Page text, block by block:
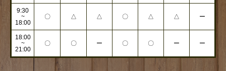
9:30
~
18:00
〇 △ △ 〇 △ △ ー
18:00
~
21:00
〇 〇 ー 〇 〇 ー ー